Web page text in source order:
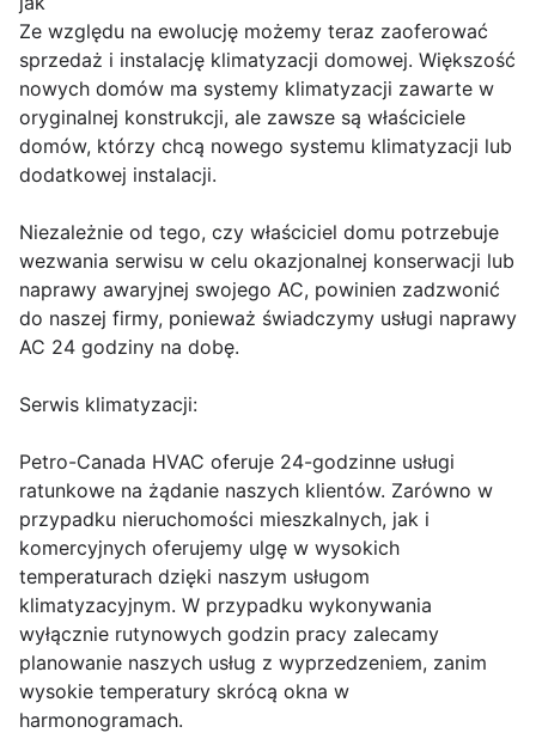
Ze względu na ewolucję możemy teraz zaoferować
sprzedaż i instalację klimatyzacji domowej. Większość
nowych domów ma systemy klimatyzacji zawarte w
oryginalnej konstrukcji, ale zawsze są właściciele
domów, którzy chcą nowego systemu klimatyzacji lub
dodatkowej instalacji.
Niezależnie od tego, czy właściciel domu potrzebuje
wezwania serwisu w celu okazjonalnej konserwacji lub
naprawy awaryjnej swojego AC, powinien zadzwonić
do naszej firmy, ponieważ świadczymy usługi naprawy
AC 24 godziny na dobę.
Serwis klimatyzacji:
Petro-Canada HVAC oferuje 24-godzinne usługi
ratunkowe na żądanie naszych klientów. Zarówno w
przypadku nieruchomości mieszkalnych, jak i
komercyjnych oferujemy ulgę w wysokich
temperaturach dzięki naszym usługom
klimatyzacyjnym. W przypadku wykonywania
wyłącznie rutynowych godzin pracy zalecamy
planowanie naszych usług z wyprzedzeniem, zanim
wysokie temperatury skrócą okna w
harmonogramach.